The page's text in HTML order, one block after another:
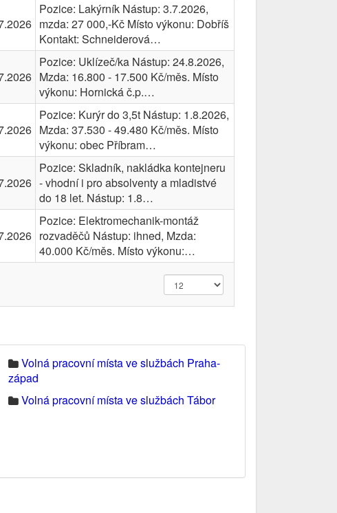
Pozice: Lakýrník Nástup: 3.7.2026,
mzda: 27 000,-Kč Místo výkonu: Dobříš
Kontakt: Schneiderová…
Pozice: Uklízeč/ka Nástup: 24.8.2026,
Mzda: 16.800 - 17.500 Kč/měs. Místo
výkonu: Hornická č.p.…
Pozice: Kurýr do 3,5t Nástup: 1.8.2026,
Mzda: 37.530 - 49.480 Kč/měs. Místo
výkonu: obec Příbram…
Pozice: Skladník, nakládka kontejneru
- vhodní i pro absolventy a mladistvé
do 18 let. Nástup: 1.8…
Pozice: Elektromechanik-montáž
rozvaděčů Nástup: ihned, Mzda:
40.000 Kč/měs. Místo výkonu:…
Volná pracovní místa ve službách Praha-
západ
Volná pracovní místa ve službách Tábor